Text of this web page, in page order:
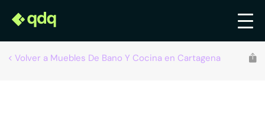
Volver a Muebles De Bano Y Cocina en Cartagena